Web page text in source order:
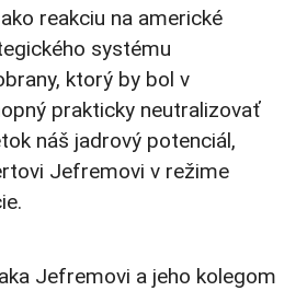
reakciu na americké
systému
ktorý by bol v
prakticky neutralizovať
náš jadrový potenciál,
Jefremovi v režime
Jefremovi a jeho kolegom